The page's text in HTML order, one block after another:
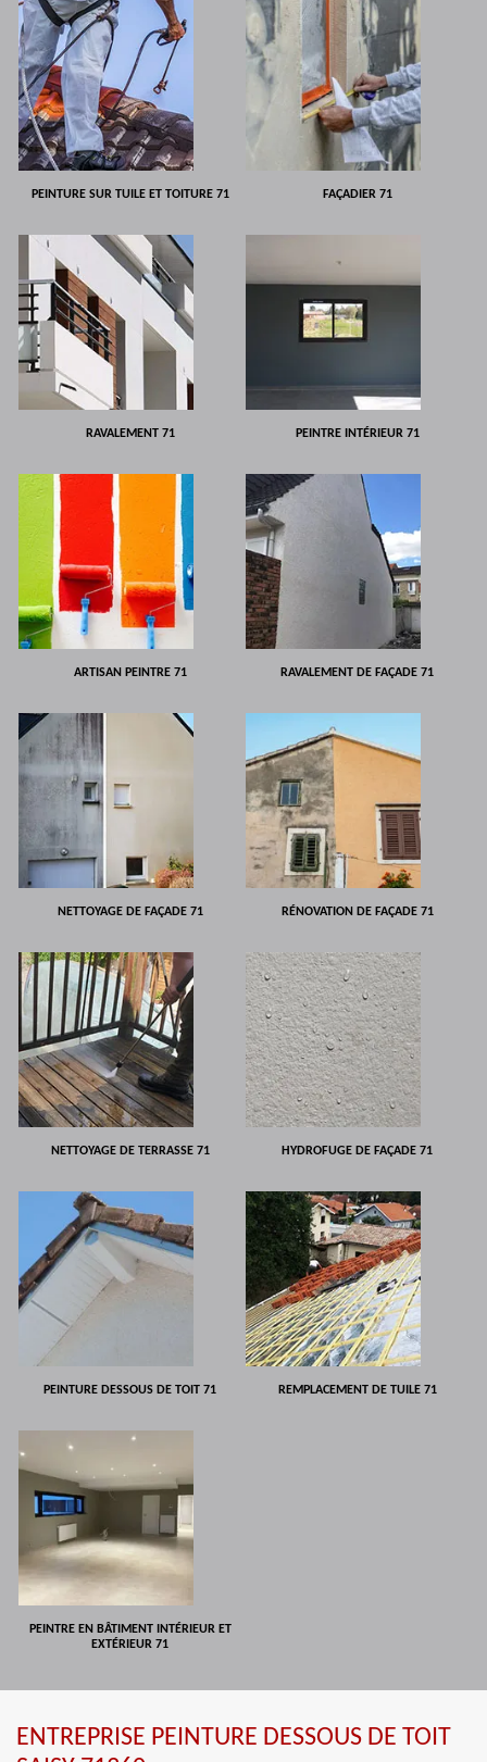
PEINTURE SUR TUILE ET TOITURE 71 FAÇADIER 71
RAVALEMENT 71 PEINTRE INTÉRIEUR 71
ARTISAN PEINTRE 71 RAVALEMENT DE FAÇADE 71
NETTOYAGE DE FAÇADE 71 RÉNOVATION DE FAÇADE 71
NETTOYAGE DE TERRASSE 71 HYDROFUGE DE FAÇADE 71
PEINTURE DESSOUS DE TOIT 71 REMPLACEMENT DE TUILE 71
PEINTRE EN BÂTIMENT INTÉRIEUR ET
EXTÉRIEUR 71
ENTREPRISE PEINTURE DESSOUS DE TOIT